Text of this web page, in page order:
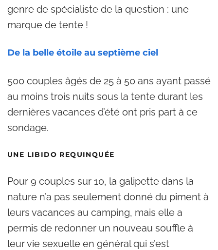
genre de spécialiste de la question : une
marque de tente !
De la belle étoile au septième ciel
500 couples âgés de 25 à 50 ans ayant passé
au moins trois nuits sous la tente durant les
dernières vacances d’été ont pris part à ce
sondage.
UNE LIBIDO REQUINQUÉE
Pour 9 couples sur 10, la galipette dans la
nature n’a pas seulement donné du piment à
leurs vacances au camping, mais elle a
permis de redonner un nouveau souffle à
leur vie sexuelle en général qui s’est